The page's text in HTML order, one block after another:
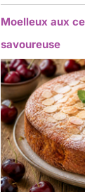
Moelleux aux
savoureuse